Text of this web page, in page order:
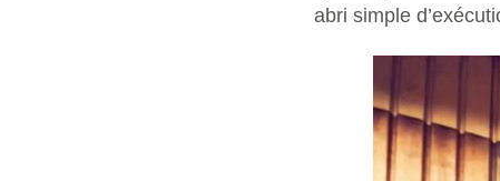
abri simple